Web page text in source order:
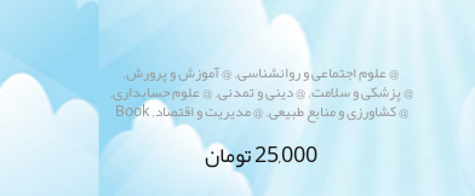
@ علوم اجتماعی و روانشناسی,@ آموزش و پرورش,
@ پزشکی و سلامت,@ دینی و تمدنی,@ علوم حسابداری,
@ کشاورزی و منابع طبیعی,@ مدیریت و اقتصاد,
Book
25,000تومان